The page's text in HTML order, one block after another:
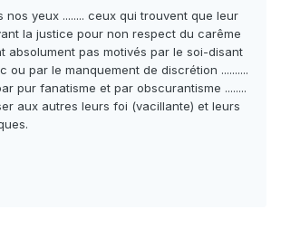
nos yeux ........ ceux qui trouvent que leur
la justice pour non respect du carême
absolument pas motivés par le soi-disant
ou par le manquement de discrétion ..........
pur fanatisme et par obscurantisme ........
aux autres leurs foi (vacillante) et leurs